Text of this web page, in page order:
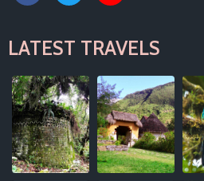
LATEST TRAVELS